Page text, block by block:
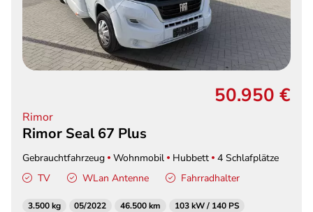
Rimor
Rimor Seal 67 Plus
Gebrauchtfahrzeug Wohnmobil Hubbett 4 Schlafplätze
50.950 €
TV WLan Antenne Fahrradhalter
3.500 kg 05/2022 46.500 km 103 kW / 140 PS